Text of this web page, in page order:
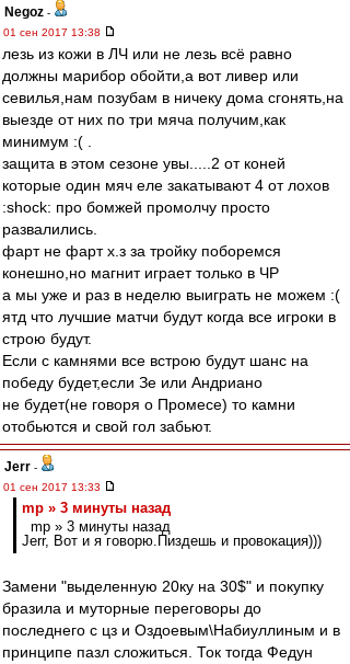
Negoz -
01 сен 2017 13:38
лезь из кожи в ЛЧ или не лезь всё равно
должны марибор обойти,а вот ливер или
севилья,нам позубам в ничеку дома сгонять,на
выезде от них по три мяча получим,как
минимум :( .
защита в этом сезоне увы.....2 от коней
которые один мяч еле закатывают 4 от лохов
:shock: про бомжей промолчу просто
развалились.
фарт не фарт х.з за тройку поборемся
конешно,но магнит играет только в ЧР
а мы уже и раз в неделю выиграть не можем :(
ятд что лучшие матчи будут когда все игроки в
строю будут.
Если с камнями все встрою будут шанс на
победу будет,если Зе или Андриано
не будет(не говоря о Промесе) то камни
отобьются и свой гол забьют.
Jerr -
01 сен 2017 13:33
mp » 3 минуты назад
mp » 3 минуты назад
Jerr, Вот и я говорю.Пиздешь и провокация)))
Замени "выделенную 20ку на 30$" и покупку
бразила и муторные переговоры до
последнего с цз и Оздоевым\Набиуллиным и в
принципе пазл сложиться. Ток тогда Федун